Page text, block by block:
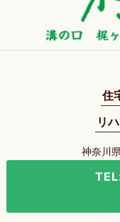
住
リ
神奈川